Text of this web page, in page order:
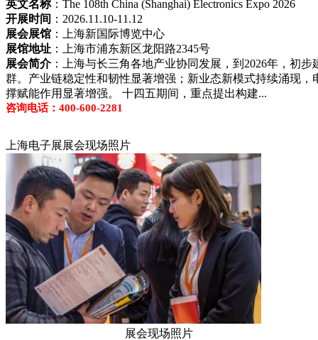
英文名称：The 108th China (Shanghai) Electronics Expo 2026
开展时间 ：2026.11.10-11.12
展会展馆 ：上海新国际博览中心
展馆地址 ：上海市浦东新区龙阳路2345号
展会简介：上海与长三角各地产业协同发展，到2026年，初
群。产业链稳定性和韧性显著增强；新业态新模式持续涌现
撑赋能作用显著增强。 十四五期间，重点提出构建...
咨询电话：400-600-2281
上海电子展展会现场照片
展会现场照片